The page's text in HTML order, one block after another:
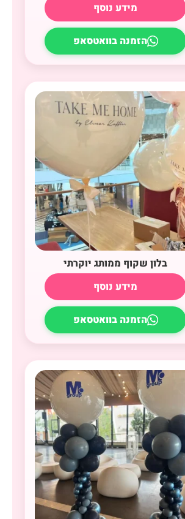
מידע נוסף
הזמנה בוואטסאפ
בלון שקוף ממותג יוקרתי
מידע נוסף
הזמנה בוואטסאפ